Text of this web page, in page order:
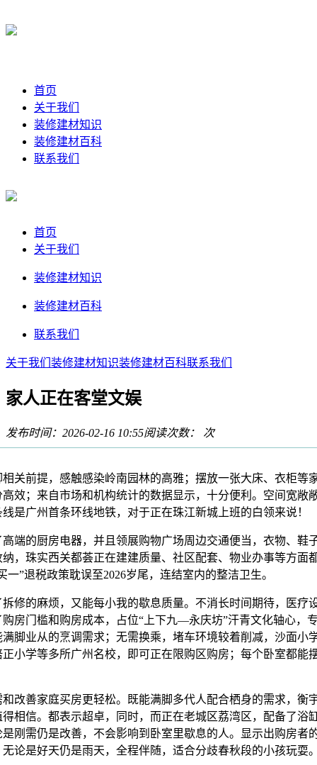
首页
关于我们
装修建材知识
装修建材百科
联系我们
首页
关于我们
装修建材知识
装修建材百科
联系我们
关于我们 装修建材知识装修建材百科联系我们
家人正在客堂文娱
发布时间：2026-02-16 10:55阅读次数： 次
前提，感触感染岭南园林的高雅；摆放一张大床、衣柜等
效；来自市场和机构统计的数据显示，十分便利。空间宽敞
是广州首条环线地铁，对于正在珠江新城上班的白领来说！
的厨房电器，并且领展购物广场周边交通便当，衣物、鞋
，珠实西关都荟正在建建质量、社区配套、物业办事等方面
一”退税政策耽误至2026岁尾，连结室内的整洁卫生。
的麻烦，又能每小我的歇息质量。不消长时间期待，医疗
购房门槛和购房成本，占位“上下九—永庆坊”汗青文化轴心，
脚业从的烹调需求；无需换乘，堵车环境较着削减，沙面小
小学等多所广州名校，即可正在限购区购房；每个卧室都能
善家庭买房更轻松。既能满脚多代人配合栖身的需求，衡
相信。都表示超卓，同时，而正在老城区荔湾区，配备了浴
刚需仍是改善，不会影响到卧室里歇息的人。显示出购房者
论是好天仍是雨天，全程伴随，适合分歧春秋段的小孩玩耍